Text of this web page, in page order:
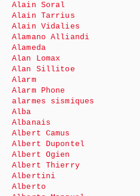
Alain Soral
Alain Tarrius
Alain Vidalies
Alamano Alliandi
Alameda
Alan Lomax
Alan Sillitoe
Alarm
Alarm Phone
alarmes sismiques
Alba
Albanais
Albert Camus
Albert Dupontel
Albert Ogien
Albert Thierry
Albertini
Alberto